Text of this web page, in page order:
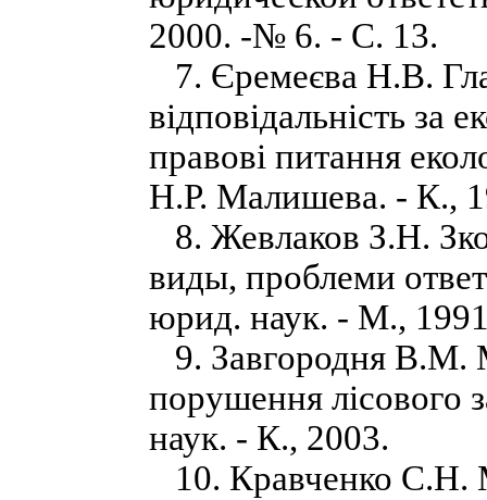
2000. -№ 6. - С. 13.
7. Єремеєва Н.В.
відповідальність за
правові питання
Н.Р. Малишева. - К.,
8. Жевлаков З.Н.
виды, проблеми
юрид. наук. - М.,
9. Завгородня В.М.
порушення лісового
наук. - К., 2003.
10. Кравченко С.Н.